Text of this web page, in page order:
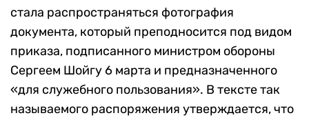
стала распространяться фотография
документа, который преподносится под видом
приказа, подписанного министром обороны
Сергеем Шойгу 6 марта и предназначенного
«для служебного пользования». В тексте так
называемого распоряжения утверждается, что